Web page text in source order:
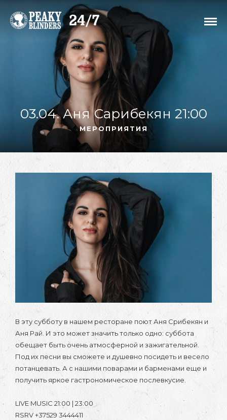
03.04. Аня Сарибекян 21:00
МЕРОПРИЯТИЯ
В эту субботу в нашем ресторане поют Аня Срибекян и
Аня Рай. И это может значить только одно: суббота
обещает быть очень атмосферной и зажигательной.
Под их песни вы сможете и душевно посидеть и весело
потанцевать. А с нашими поварами и барменами еще и
получить яркое гастрономическое послевкусие.
LIVE MUSIC 21:00 | 23:00
RSRV +37529 3444411